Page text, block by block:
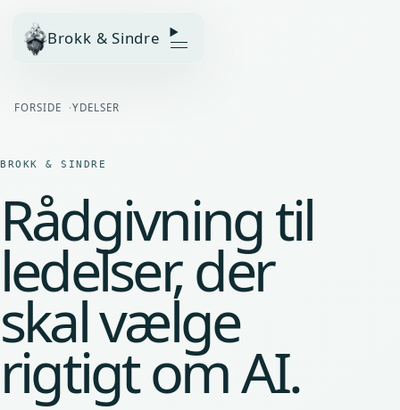
Brokk & Sindre
FORSIDE YDELSER
BROKK & SINDRE
Rådgivning til
ledelser, der
skal vælge
rigtigt om AI.